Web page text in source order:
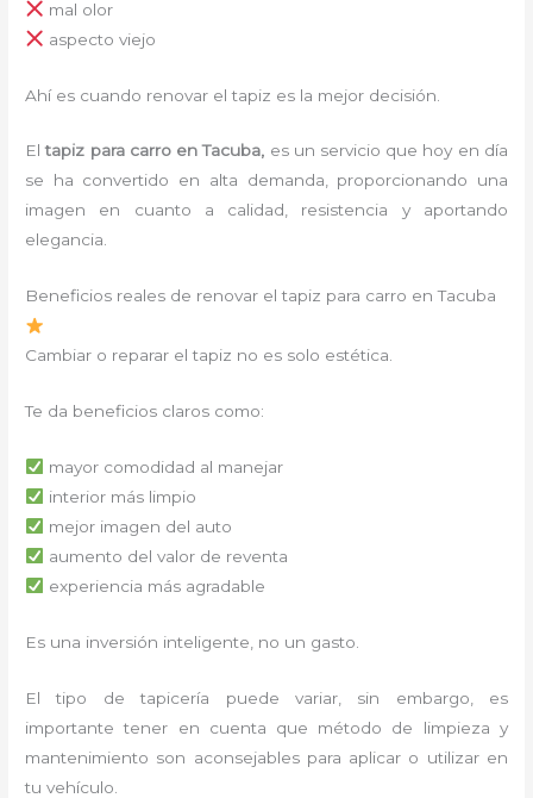
mal olor
aspecto viejo
Ahí es cuando renovar el tapiz es la mejor decisión.
El tapiz para carro en Tacuba, es un servicio que hoy en día
se ha convertido en alta demanda, proporcionando una
imagen en cuanto a calidad, resistencia y aportando
elegancia.
Beneficios reales de renovar el tapiz para carro en Tacuba
Cambiar o reparar el tapiz no es solo estética.
Te da beneficios claros como:
mayor comodidad al manejar
interior más limpio
mejor imagen del auto
aumento del valor de reventa
experiencia más agradable
Es una inversión inteligente, no un gasto.
El tipo de tapicería puede variar, sin embargo, es
importante tener en cuenta que método de limpieza y
mantenimiento son aconsejables para aplicar o utilizar en
tu vehículo.